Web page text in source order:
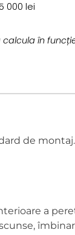
000 lei
calcula în
de montaj.
a